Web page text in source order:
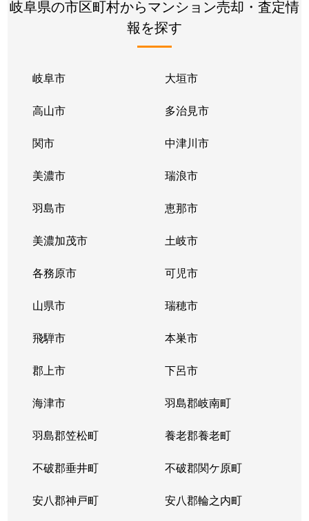
岐阜県の市区町村からマンション売却・査定情
報を探す
岐阜市 大垣市
高山市 多治見市
関市 中津川市
美濃市 瑞浪市
羽島市 恵那市
美濃加茂市 土岐市
各務原市 可児市
山県市 瑞穂市
飛騨市 本巣市
郡上市 下呂市
海津市 羽島郡岐南町
羽島郡笠松町 養老郡養老町
不破郡垂井町 不破郡関ケ原町
安八郡神戸町 安八郡輪之内町